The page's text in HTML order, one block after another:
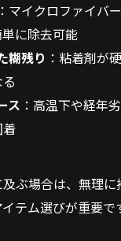
：マイクロファイバ
に除去可能
糊残り ：粘着剤が
ス ：高温下や経年
着
ぶ場合は、無理に
テム選びが重要で